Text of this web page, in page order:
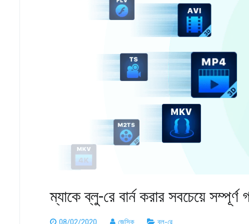
ম্যাকে ব্লু-রে বার্ন করার সবচেয়ে সম্পূর্ণ
08/02/2020 জেসিক ব্লু-রে